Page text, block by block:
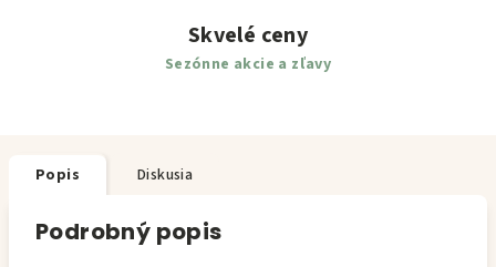
Skvelé ceny
Sezónne akcie a zľavy
Popis Diskusia
Podrobný popis